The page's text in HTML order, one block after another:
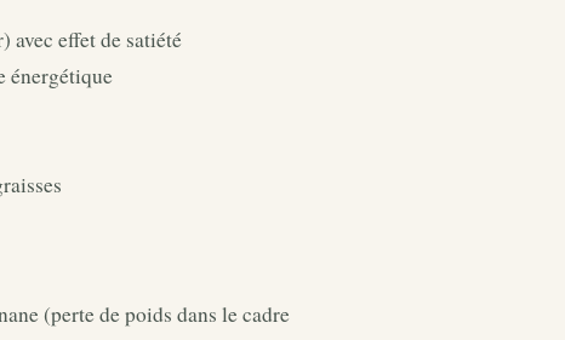
effet de satiété
énergétique
(perte de poids dans le cadre